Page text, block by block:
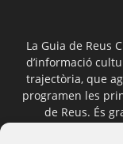
La Guia de Reus
d’informació
trajectòria, que
programen les
de Reus. És